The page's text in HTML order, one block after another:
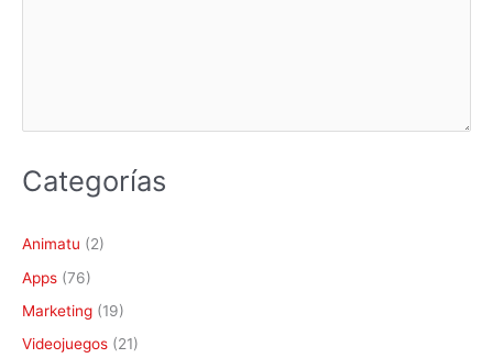
Categorías
Animatu (2)
Apps (76)
Marketing (19)
Videojuegos (21)